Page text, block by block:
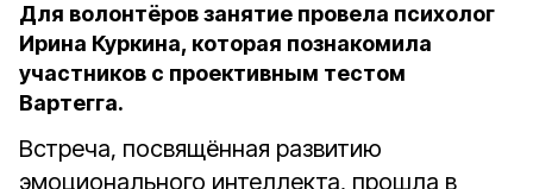
Для волонтёров занятие провела психолог
Ирина Куркина, которая познакомила
участников с проективным тестом
Вартегга.
Встреча, посвящённая развитию
эмоционального интеллекта, прошла в